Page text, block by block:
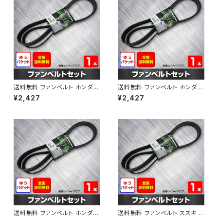
送料無料 ファンベルト ホンダ
ゼスト 型式JE1 H18.03～H24.
11 （国内トップメーカー） 1本 H
¥2,427
送料無料 ファンベルト ホンダ ラ
イフ 型式JB6 H15.09～H20.1
1 （国内トップメーカー） 1本 HA
¥2,427
送料無料 ファンベルト ホンダ フ
送料無料 ファンベルト スズキ ス